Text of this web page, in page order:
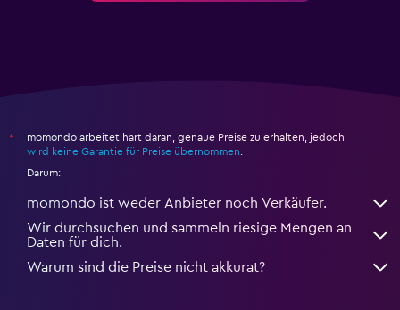
*
momondo arbeitet hart daran, genaue Preise zu erhalten, jedoch
wird keine Garantie für Preise übernommen.
Darum:
momondo ist weder Anbieter noch Verkäufer.
Wir durchsuchen und sammeln riesige Mengen an
Daten für dich.
Warum sind die Preise nicht akkurat?